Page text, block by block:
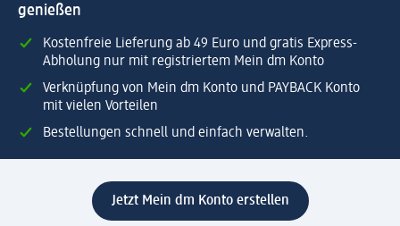
genießen
Kostenfreie Lieferung ab 49 Euro und gratis Express-
Abholung nur mit registriertem Mein dm Konto
Verknüpfung von Mein dm Konto und PAYBACK Konto
mit vielen Vorteilen
Bestellungen schnell und einfach verwalten.
Jetzt Mein dm Konto erstellen